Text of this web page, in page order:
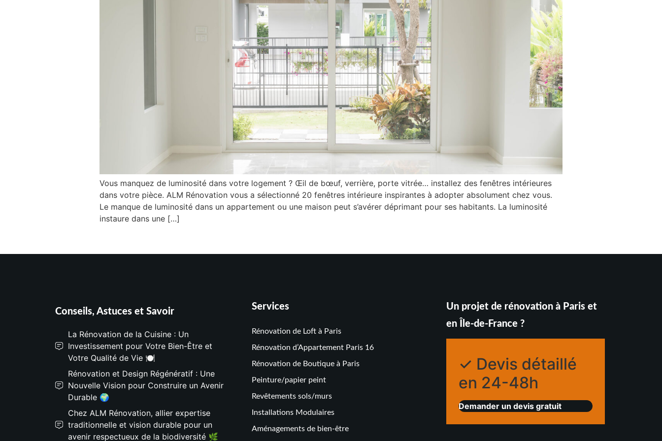
Vous manquez de luminosité dans votre logement ? Œil de bœuf, verrière, porte vitrée… installez des fenêtres intérieures
dans votre pièce. ALM Rénovation vous a sélectionné 20 fenêtres intérieure inspirantes à adopter absolument chez vous.
Le manque de luminosité dans un appartement ou une maison peut s’avérer déprimant pour ses habitants. La luminosité
instaure dans une […]
Conseils, Astuces et Savoir
La Rénovation de la Cuisine : Un
Investissement pour Votre Bien-Être et
Votre Qualité de Vie 🍽️
Rénovation et Design Régénératif : Une
Nouvelle Vision pour Construire un Avenir
Durable 🌍
Chez ALM Rénovation, allier expertise
traditionnelle et vision durable pour un
avenir respectueux de la biodiversité 🌿
Services
Rénovation de Loft à Paris
Rénovation d’Appartement Paris 16
Rénovation de Boutique à Paris
Peinture/papier peint
Revêtements sols/murs
Installations Modulaires
Aménagements de bien-être
Un projet de rénovation à Paris et
en Île-de-France ?
✓ Devis détaillé
en 24-48h
Demander un devis gratuit